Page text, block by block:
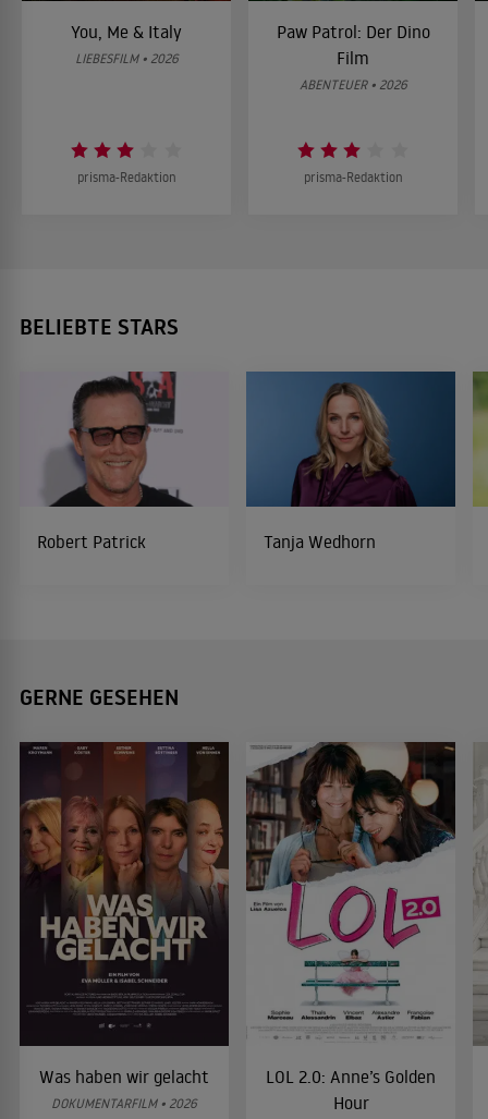
You, Me & Italy
LIEBESFILM • 2026
prisma-Redaktion
Paw Patrol: Der Dino
Film
ABENTEUER • 2026
prisma-Redaktion
BELIEBTE STARS
Robert Patrick Tanja Wedhorn
GERNE GESEHEN
Was haben wir gelacht
DOKUMENTARFILM • 2026
LOL 2.0: Anne’s Golden
Hour